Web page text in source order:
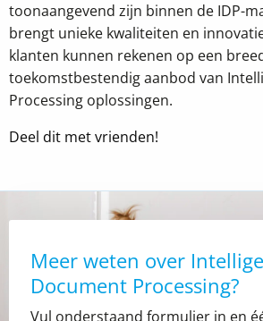
toonaangevend zijn binnen de IDP-
brengt unieke kwaliteiten en
klanten kunnen rekenen op een
toekomstbestendig aanbod van
Processing oplossingen.
Deel dit met vrienden!
Meer weten over
Document Processing?
Vul onderstaand formulier in en